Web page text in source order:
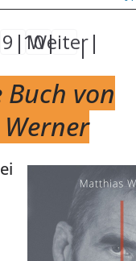
9 10
Weiter
Buch von